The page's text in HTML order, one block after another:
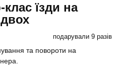
їзди на
подарували 9 разів
та повороти на